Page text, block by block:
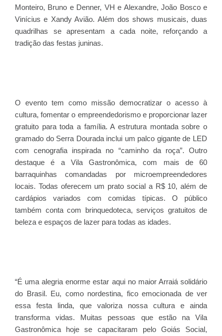
Monteiro, Bruno e Denner, VH e Alexandre, João Bosco e
Vinícius e Xandy Avião. Além dos shows musicais, duas
quadrilhas se apresentam a cada noite, reforçando a
tradição das festas juninas.
O evento tem como missão democratizar o acesso à
cultura, fomentar o empreendedorismo e proporcionar lazer
gratuito para toda a família. A estrutura montada sobre o
gramado do Serra Dourada inclui um palco gigante de LED
com cenografia inspirada no “caminho da roça”. Outro
destaque é a Vila Gastronômica, com mais de 60
barraquinhas comandadas por microempreendedores
locais. Todas oferecem um prato social a R$ 10, além de
cardápios variados com comidas típicas. O público
também conta com brinquedoteca, serviços gratuitos de
beleza e espaços de lazer para todas as idades.
“É uma alegria enorme estar aqui no maior Arraiá solidário
do Brasil. Eu, como nordestina, fico emocionada de ver
essa festa linda, que valoriza nossa cultura e ainda
transforma vidas. Muitas pessoas que estão na Vila
Gastronômica hoje se capacitaram pelo Goiás Social,